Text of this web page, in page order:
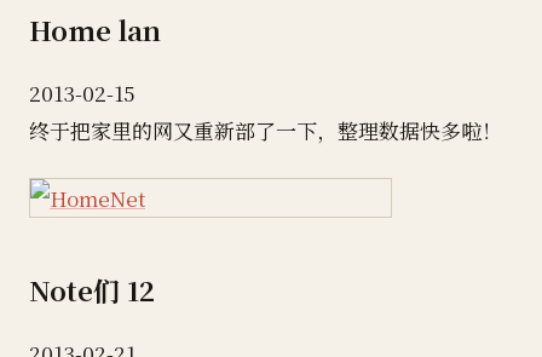
Home lan
2013-02-15
终于把家里的网又重新部了一下，整理数据快多啦！
Note们 12